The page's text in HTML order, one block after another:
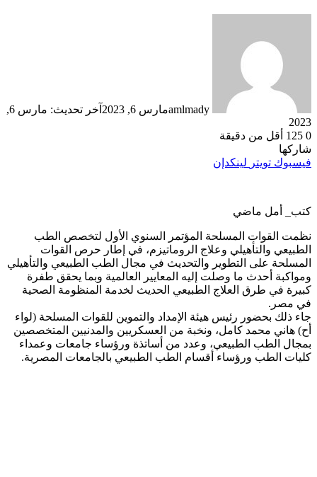
amlmadyمارس 6, 2023
آخر تحديث: مارس 6,
2023
0
أقل من دقيقة
شاركها
فيسبوك تويتر لينكدإن
كتب_ أمل ماضي
نظمت القوات المسلحة المؤتمر السنوي الأول لتخصص الطب
الطبيعي والتأهيلي وعلاج الروماتيزم، في إطار حرص القوات
المسلحة على التطوير والتحديث في مجال الطب الطبيعي والتأهيلي
ومواكبة أحدث ما وصلت إليه المعايير العالمية وبما يحقق طفرة
كبيرة في طرق العلاج الطبيعي الحديث لخدمة المنظومة الصحية
في مصر.
جاء ذلك بحضور رئيس هيئة الإمداد والتموين للقوات المسلحة (لواء
أح) هاني محمد كامل، ونخبة من العسكريين والمدنيين المتخصصين
بمجال الطب الطبيعي، وعدد من أساتذة ورؤساء جامعات وعمداء
كليات الطب ورؤساء أقسام الطب الطبيعي بالجامعات المصرية.